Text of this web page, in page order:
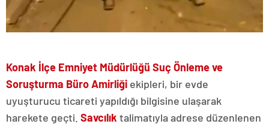
Konak İlçe Emniyet Müdürlüğü Suç Önleme ve
Soruşturma Büro Amirliği ekipleri, bir evde
uyuşturucu ticareti yapıldığı bilgisine ulaşarak
harekete geçti. Savcılık talimatıyla adrese düzenlenen